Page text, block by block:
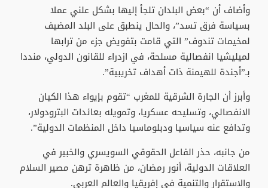
وأضاف أن “بعض البلدان تلجأ إليها بشكل علني عملا
بسياسة فرق تسد”، والحال ينطبق على البلد المضيف
لمخيمات تندوف” التي قامت بتفويض جزء من ترابها
لميليشيا انفصالية مسلحة، في ازدراء للقانون الدولي، منددا
بـ”أجندة للهيمنة ذات أهداف تخريبية”.
وأبرز أن الجارة الشرقية للمغرب “تقوم بإيواء هذا الكيان
الانفصالي، وتسليحه عسكريا، وتمويله بعائدات البترودولار،
وتدافع عنه سياسيا ودبلوماسيا داخل المنظمات الدولية”.
من جانبه، حذر الفاعل الحقوقي السويسري والخبير في
العلاقات الدولية، أنور رمضان، من ظاهرة ترهن مصير السلام
والاستقرار والتنمية في إفريقيا والعالم العربي.